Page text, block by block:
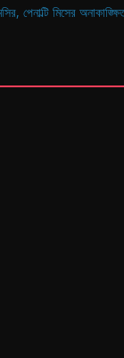
পেনাল্টি মিসের